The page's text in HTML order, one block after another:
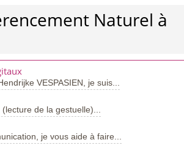
Naturel à
VESPASIEN, je suis...
de la gestuelle)...
je vous aide à faire...